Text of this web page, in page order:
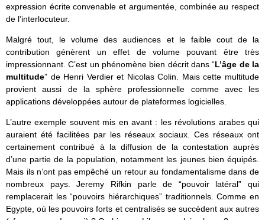
expression écrite convenable et argumentée, combinée au respect
de l’interlocuteur.
Malgré tout, le volume des audiences et le faible cout de la
contribution génèrent un effet de volume pouvant être très
impressionnant. C’est un phénomène bien décrit dans “L’âge de la
multitude” de Henri Verdier et Nicolas Colin. Mais cette multitude
provient aussi de la sphère professionnelle comme avec les
applications développées autour de plateformes logicielles.
L’autre exemple souvent mis en avant : les révolutions arabes qui
auraient été facilitées par les réseaux sociaux. Ces réseaux ont
certainement contribué à la diffusion de la contestation auprès
d’une partie de la population, notamment les jeunes bien équipés.
Mais ils n’ont pas empêché un retour au fondamentalisme dans de
nombreux pays. Jeremy Rifkin parle de “pouvoir latéral” qui
remplacerait les “pouvoirs hiérarchiques” traditionnels. Comme en
Egypte, où les pouvoirs forts et centralisés se succèdent aux autres